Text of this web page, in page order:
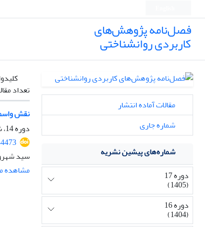
فصل‌نامه پژوهش‌های
کاربردی روانشناختی
تعداد
نقش
دوره 14، شماره 3، 1402، صفحه
سید
مشاهده
مقالات آماده انتشار
شماره جاری
شماره‌های پیشین نشریه
دوره 17
(1405)
دوره 16
(1404)